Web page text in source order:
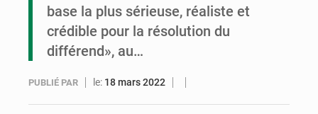
base la plus sérieuse, réaliste et
crédible pour la résolution du
différend», au…
PUBLIÉ PAR le: 18 mars 2022